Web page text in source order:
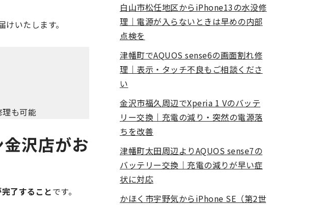
いたします。
も可能
沢店がお
了することです。
白山市松任地区からiPhone13の水没修
理｜電源が入らないときは早めの内部
点検を
津幡町でAQUOS sense6の画面割れ修
理｜表示・タッチ不良もご相談くださ
い
金沢市福久周辺でXperia 1 Vのバッテ
リー交換｜充電の減り・突然の電源落
ちを改善
津幡町太田周辺よりAQUOS sense7の
バッテリー交換｜充電の減りが早い症
状に対応
かほく市宇野気からiPhone SE（第2世